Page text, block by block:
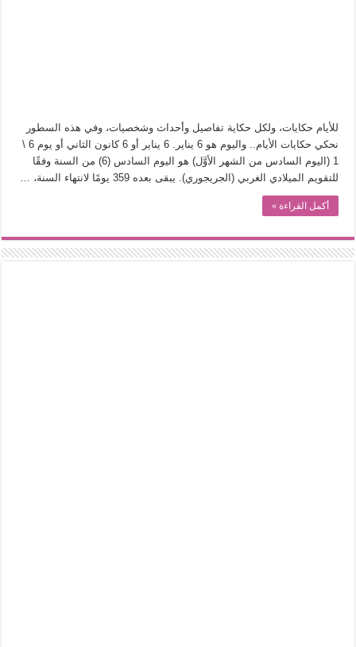
عوالم منصورة عز الدين.. حين يصبح الزمن بطل الرواية
الطعام في الحضارة الإسلامية.. تاريخ يُقرأ بالنكهات
يوم شاهدت زينات صدقي على المسرح وسرحت!
للأيام حكايات، ولكل حكاية تفاصيل وأحداث وشخصيات، وفي هذه السطور
نحكي حكايات الأيام.. واليوم هو 6 يناير. 6 يناير أو 6 كانون الثاني أو يوم 6 \
1 (اليوم السادس من الشهر الأوَّل) هو اليوم السادس (6) من السنة وفقًا
للتقويم الميلادي الغربي (الجريجوري). يبقى بعده 359 يومًا لانتهاء السنة، …
أكمل القراءة »